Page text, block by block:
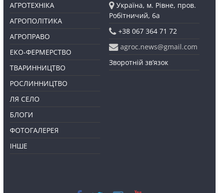
АГРОТЕХНІКА
АГРОПОЛІТИКА
АГРОПРАВО
ЕКО-ФЕРМЕРСТВО
ТВАРИННИЦТВО
РОСЛИННИЦТВО
ЛЯ СЕЛО
БЛОГИ
ФОТОГАЛЕРЕЯ
ІНШЕ
Україна, м. Рівне, пров.
Робітничий, 6а
+38 067 364 71 72
agroc.news@gmail.com
Зворотній зв’язок